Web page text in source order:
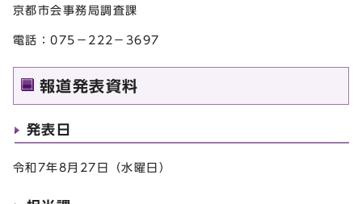
京都市会事務局調査課
電話：075－222－3697
報道発表資料
発表日
令和7年8月27日（水曜日）